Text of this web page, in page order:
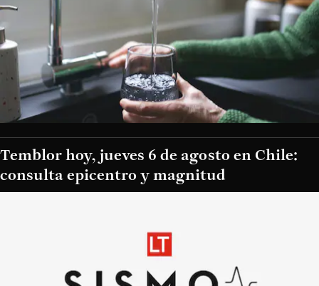
Temblor hoy, jueves 6 de agosto en Chile:
consulta epicentro y magnitud